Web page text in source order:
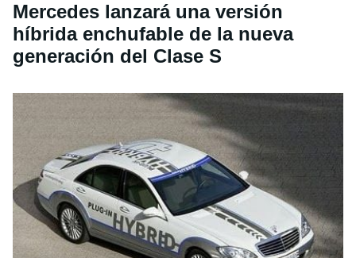
Mercedes lanzará una versión
híbrida enchufable de la nueva
generación del Clase S